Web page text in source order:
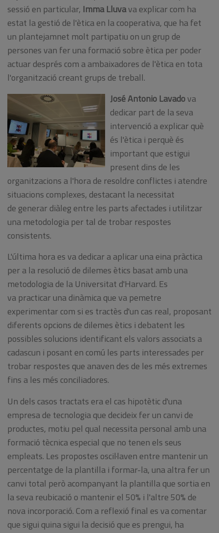
sessió en particular, Imma Lluvava explicar com ha
estat la gestió de l'ètica en la cooperativa, que ha fet
un plantejamnet molt partipatiu on un grup de
persones van fer una formació sobre ètica per poder
actuar després com a ambaixadores de l'ètica en tota
l'organització creant grups de treball.
José Antonio Lavadova
dedicar part de la seva
intervenció a explicar què
és l'ètica i perquè és
important que estigui
present dins de les
organitzacions a l'hora de resoldre conflictes i atendre
situacions complexes, destacant la necessitat
de generar diàleg entre les parts afectades i utilitzar
una metodologia per tal de trobar respostes
consistents.
L'última hora es va dedicar a aplicar una eina pràctica
per a la resolució de dilemes ètics basat amb una
metodologia de la Universitat d'Harvard. Es
va practicar una dinàmica que va pemetre
experimentar com si es tractès d'un cas real, proposant
diferents opcions de dilemes ètics i debatent les
possibles solucions identificant els valors associats a
cadascun i posant en comú les parts interessades per
trobar respostes que anaven des de les més extremes
fins a les més conciliadores.
Un dels casos tractats era el cas hipotètic d'una
empresa de tecnologia que decideix fer un canvi de
productes, motiu pel qual necessita personal amb una
formació tècnica especial que no tenen els seus
empleats. Les propostes oscil·laven entre mantenir un
percentatge de la plantilla i formar-la, una altra fer un
canvi total però acompanyant la plantilla que sortia en
la seva reubicació o mantenir el 50% i l'altre 50% de
nova incorporació. Com a reflexió final es va comentar
que sigui quina sigui la decisió que es prengui, ha